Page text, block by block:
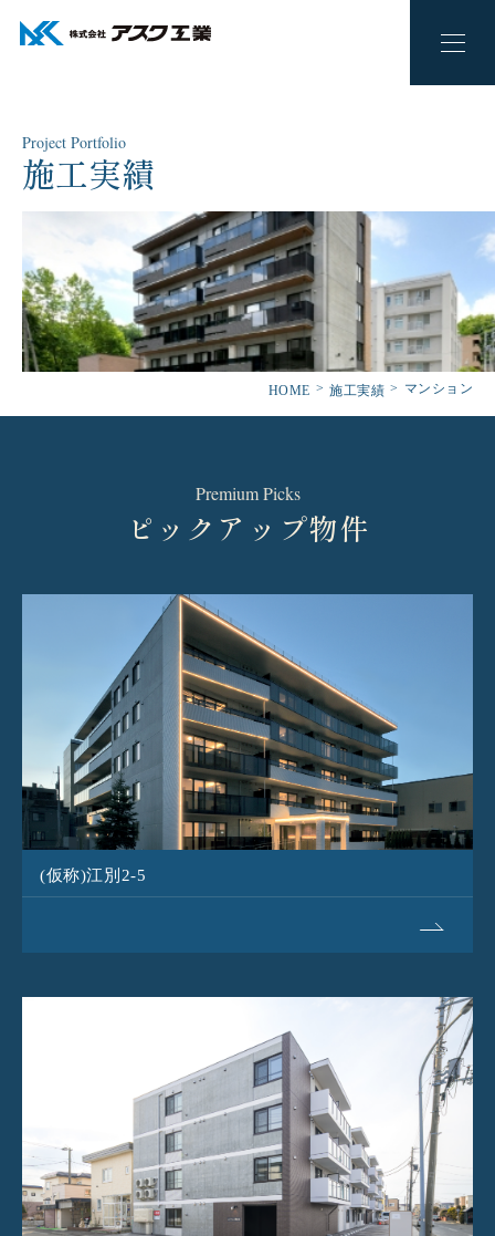
Project Portfolio
施工実績
HOME 施工実績 マンション
Premium Picks
ピックアップ物件
(仮称)江別2-5